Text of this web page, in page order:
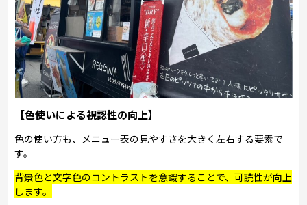
【色使いによる視認性の向上】
色の使い方も、メニュー表の見やすさを大きく左右する要素で
す。
背景色と文字色のコントラストを意識することで、可読性が向上
します。